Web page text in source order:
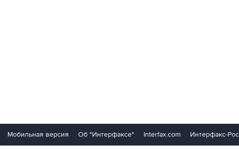
Мобильная версия Об "Интерфаксе" Interfax.com Интерфакс-